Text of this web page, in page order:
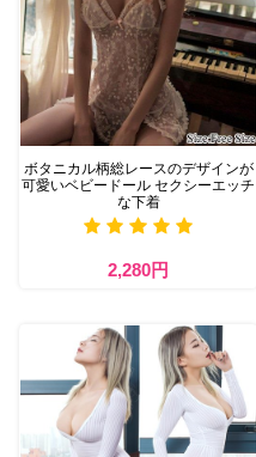
ボタニカル柄総レースのデザインが
可愛いベビードール セクシーエッチ
な下着
2,280円